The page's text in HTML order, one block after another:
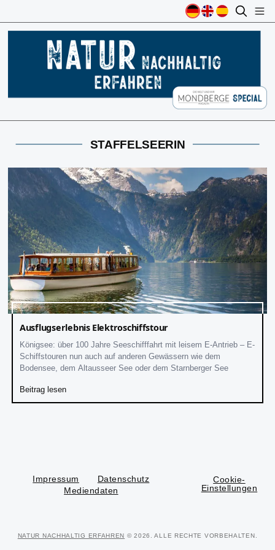
STAFFELSEERIN
Ausflugserlebnis Elektroschiffstour
Königsee: über 100 Jahre Seeschifffahrt mit leisem E-Antrieb – E-
Schiffstouren nun auch auf anderen Gewässern wie dem
Bodensee, dem Altausseer See oder dem Starnberger See
Beitrag lesen
Impressum
Datenschutz
Mediendaten
Cookie-
Einstellungen
NATUR NACHHALTIG ERFAHREN © 2026. ALLE RECHTE VORBEHALTEN.